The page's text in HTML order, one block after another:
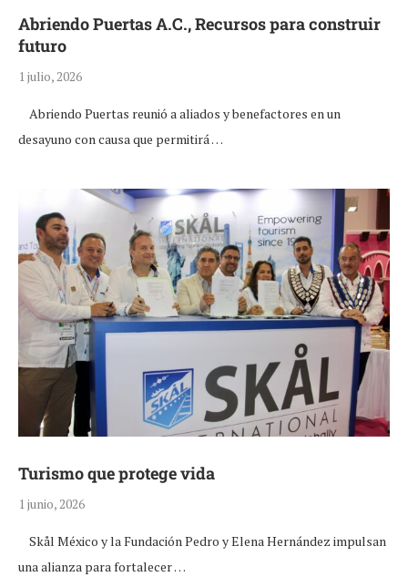
Abriendo Puertas A.C., Recursos para construir
futuro
1 julio, 2026
Abriendo Puertas reunió a aliados y benefactores en un
desayuno con causa que permitirá …
Turismo que protege vida
1 junio, 2026
Skål México y la Fundación Pedro y Elena Hernández impulsan
una alianza para fortalecer …